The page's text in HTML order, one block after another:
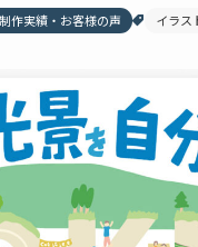
作実績・お客様の声 イラス